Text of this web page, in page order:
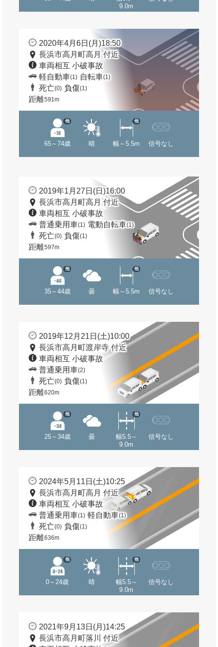
9.0m
2020年4月6日(月)18:50
長浜市高月町高月 付近
車両相互 小破事故
軽自動車(1) 自転車(1)
死亡(0) 負傷(1)
距離591m
65～74歳
他
晴 幅～5.5m
他
信号なし
2019年1月27日(日)16:00
長浜市高月町高月 付近
車両相互 小破事故
普通乗用車(1) 電動自転車(1)
死亡(0) 負傷(1)
距離597m
35～44歳
他
曇 幅～5.5m
他
信号なし
2019年12月21日(土)10:00
長浜市高月町渡岸寺 付近
車両相互 小破事故
普通乗用車(2)
死亡(0) 負傷(1)
距離620m
25～34歳
他
曇
幅5.5～
9.0m
他
信号なし
2024年5月11日(土)10:25
長浜市高月町高月 付近
車両相互 小破事故
普通乗用車(1) 軽自動車(1)
死亡(0) 負傷(1)
距離636m
0～24歳
他
晴
幅5.5～
9.0m
他
信号なし
2021年9月13日(月)14:25
長浜市高月町落川 付近